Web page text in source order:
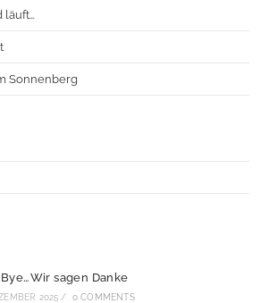
läuft…
Sonnenberg
sagen Danke
2025 / 0 COMMENTS